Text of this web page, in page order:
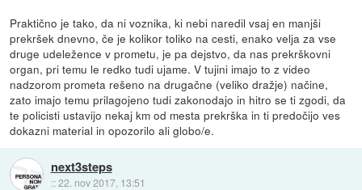
Praktično je tako, da ni voznika, ki nebi naredil vsaj en manjši
prekršek dnevno, če je kolikor toliko na cesti, enako velja za vse
druge udeležence v prometu, je pa dejstvo, da nas prekrškovni
organ, pri temu le redko tudi ujame. V tujini imajo to z video
nadzorom prometa rešeno na drugačne (veliko dražje) načine,
zato imajo temu prilagojeno tudi zakonodajo in hitro se ti zgodi, da
te policisti ustavijo nekaj km od mesta prekrška in ti predočijo ves
dokazni material in opozorilo ali globo/e.
next3steps
::22. nov 2017, 13:51